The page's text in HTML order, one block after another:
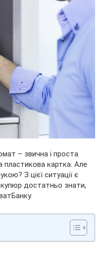
– звична і проста
пластикова картка. Але
З цієї ситуації є
достатньо знати,